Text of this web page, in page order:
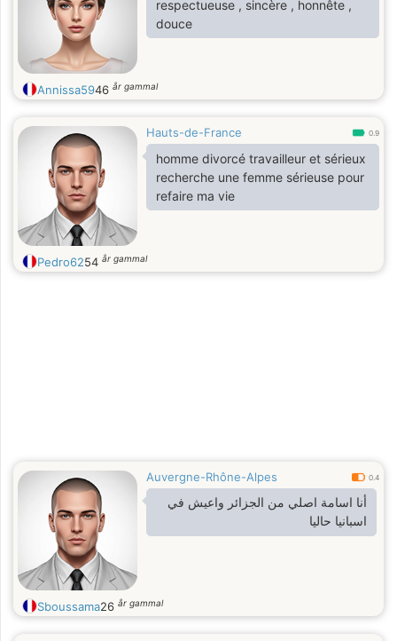
respectueuse , sincère , honnête ,
douce
Annissa5946 år gammal
Hauts-de-France 0.9
homme divorcé travailleur et sérieux
recherche une femme sérieuse pour
refaire ma vie
Pedro6254 år gammal
Auvergne-Rhône-Alpes 0.4
أنا اسامة اصلي من الجزائر واعيش في
اسبانيا حاليا
Sboussama26 år gammal